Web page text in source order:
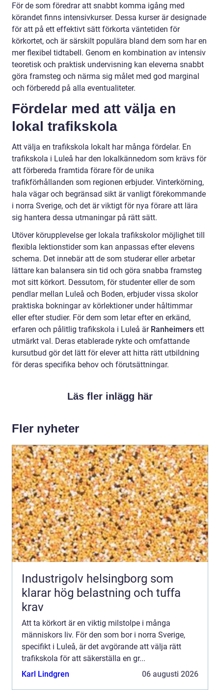
För de som föredrar att snabbt komma igång med
körandet finns intensivkurser. Dessa kurser är designade
för att på ett effektivt sätt förkorta väntetiden för
körkortet, och är särskilt populära bland dem som har en
mer flexibel tidtabell. Genom en kombination av intensiv
teoretisk och praktisk undervisning kan eleverna snabbt
göra framsteg och närma sig målet med god marginal
och förberedd på alla eventualiteter.
Fördelar med att välja en
lokal trafikskola
Att välja en trafikskola lokalt har många fördelar. En
trafikskola i Luleå har den lokalkännedom som krävs för
att förbereda framtida förare för de unika
trafikförhållanden som regionen erbjuder. Vinterkörning,
hala vägar och begränsad sikt är vanligt förekommande
i norra Sverige, och det är viktigt för nya förare att lära
sig hantera dessa utmaningar på rätt sätt.
Utöver körupplevelse ger lokala trafikskolor möjlighet till
flexibla lektionstider som kan anpassas efter elevens
schema. Det innebär att de som studerar eller arbetar
lättare kan balansera sin tid och göra snabba framsteg
mot sitt körkort. Dessutom, för studenter eller de som
pendlar mellan Luleå och Boden, erbjuder vissa skolor
praktiska bokningar av körlektioner under håltimmar
eller efter studier. För dem som letar efter en erkänd,
erfaren och pålitlig trafikskola i Luleå är Ranheimers ett
utmärkt val. Deras etablerade rykte och omfattande
kursutbud gör det lätt för elever att hitta rätt utbildning
för deras specifika behov och förutsättningar.
Läs fler inlägg här
Fler nyheter
Industrigolv helsingborg som
klarar hög belastning och tuffa
krav
Att ta körkort är en viktig milstolpe i många
människors liv. För den som bor i norra Sverige,
specifikt i Luleå, är det avgörande att välja rätt
trafikskola för att säkerställa en gr...
Karl Lindgren
06 augusti 2026